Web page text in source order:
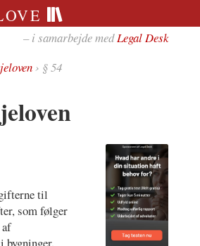
– i samarbejde medLegal Desk
› § 54
til
som følger